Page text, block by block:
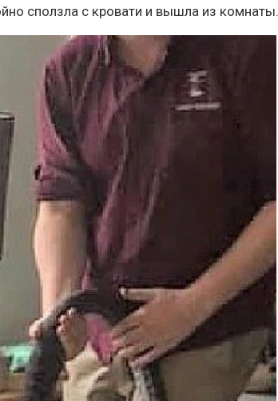
сползла с кровати и вышла из комнаты.